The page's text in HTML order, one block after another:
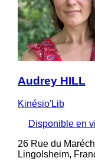
Audrey HILL
Kinésio'Lib
Disponible en
26 Rue du
Lingolsheim,